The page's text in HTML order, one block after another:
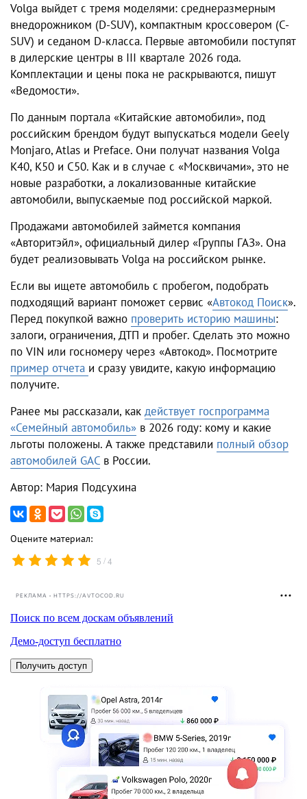
Volga выйдет с тремя моделями: среднеразмерным
внедорожником (D-SUV), компактным кроссовером (C-
SUV) и седаном D-класса. Первые автомобили поступят
в дилерские центры в III квартале 2026 года.
Комплектации и цены пока не раскрываются, пишут
«Ведомости».
По данным портала «Китайские автомобили», под
российским брендом будут выпускаться модели Geely
Monjaro, Atlas и Preface. Они получат названия Volga
K40, K50 и C50. Как и в случае с «Москвичами», это не
новые разработки, а локализованные китайские
автомобили, выпускаемые под российской маркой.
Продажами автомобилей займется компания
«Авторитэйл», официальный дилер «Группы ГАЗ». Она
будет реализовывать Volga на российском рынке.
Если вы ищете автомобиль с пробегом, подобрать
подходящий вариант поможет сервис «Автокод Поиск».
Перед покупкой важно проверить историю машины:
залоги, ограничения, ДТП и пробег. Сделать это можно
по VIN или госномеру через «Автокод». Посмотрите
пример отчета и сразу увидите, какую информацию
получите.
Ранее мы рассказали, как действует госпрограмма
«Семейный автомобиль» в 2026 году: кому и какие
льготы положены. А также представили полный обзор
автомобилей GAC в России.
Автор: Мария Подсухина
Оцените материал:
5 /4
РЕКЛАМА • HTTPS://AVTOCOD.RU